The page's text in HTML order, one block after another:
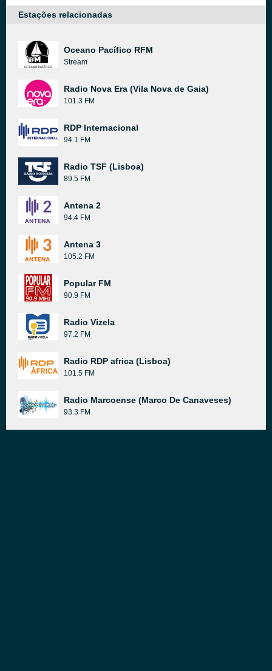
Estações relacionadas
Oceano Pacífico RFM
Stream
Radio Nova Era (Vila Nova de Gaia)
101.3 FM
RDP Internacional
94.1 FM
Radio TSF (Lisboa)
89.5 FM
Antena 2
94.4 FM
Antena 3
105.2 FM
Popular FM
90.9 FM
Radio Vizela
97.2 FM
Radio RDP africa (Lisboa)
101.5 FM
Radio Marcoense (Marco De Canaveses)
93.3 FM